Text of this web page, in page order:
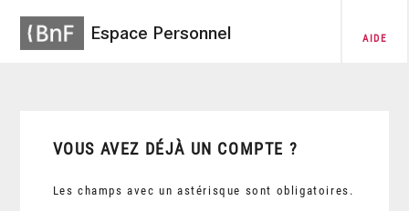
Espace Personnel AIDE
VOUS AVEZ DÉJÀ UN COMPTE ?
Les champs avec un astérisque sont obligatoires.